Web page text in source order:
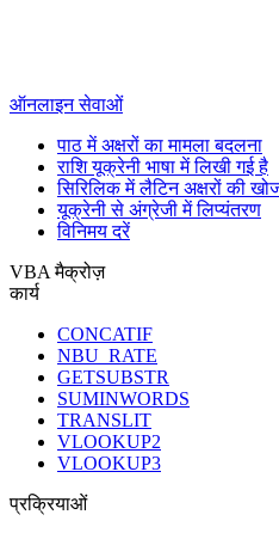
ऑनलाइन सेवाओं
पाठ में अक्षरों का मामला बदलना
राशि यूक्रेनी भाषा में लिखी गई है
सिरिलिक में लैटिन अक्षरों की
यूक्रेनी से अंग्रेजी में लिप्यंतरण
विनिमय दरें
VBA मैक्रोज़
कार्य
CONCATIF
NBU_RATE
GETSUBSTR
SUMINWORDS
TRANSLIT
VLOOKUP2
VLOOKUP3
प्रक्रियाओं